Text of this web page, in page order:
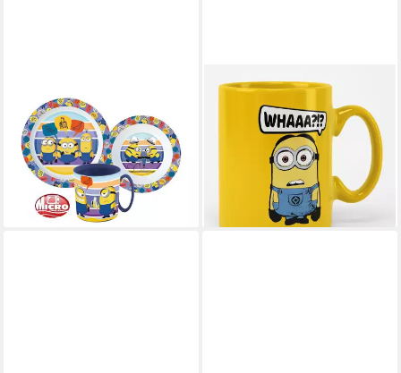
Kindergeschirr-Set Minions
Striped Geschirrset
Mikroplastik 350ml
12,95 € UVP19,99 €
lieferbar - in 7-9 Werktagen bei dir
MINIONS
Becher Whaaa?!? Mug
23,89 €
lieferbar - in 6-8 Werktagen bei dir